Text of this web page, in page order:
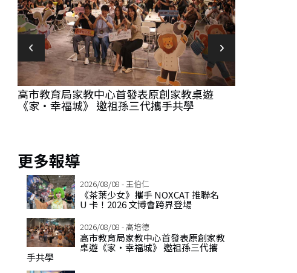
高市教育局家教中心首發表原創家教桌遊
《家‧幸福城》 邀祖孫三代攜手共學
更多報導
2026/08/08 - 王伯仁
《茶葉少女》攜手 NOXCAT 推聯名
U 卡！2026 文博會跨界登場
2026/08/08 - 高培德
高市教育局家教中心首發表原創家教
桌遊《家‧幸福城》 邀祖孫三代攜
手共學